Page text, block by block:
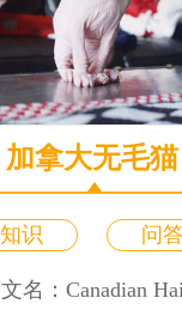
加拿大无毛猫
知识 问
名：Canadian